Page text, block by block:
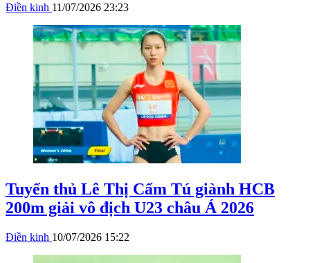
Điền kinh 11/07/2026 23:23
Tuyển thủ Lê Thị Cẩm Tú giành HCB
200m giải vô địch U23 châu Á 2026
Điền kinh 10/07/2026 15:22